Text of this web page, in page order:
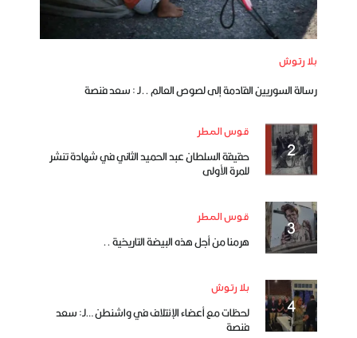
بلا رتوش
رسالة السوريين القادمة إلى لصوص العالم ..لـ : سعد فنصة
قوس المطر
حقيقة السلطان عبد الحميد الثاني في شهادة تنشر
للمرة الأولى
قوس المطر
هرمنا من أجل هذه البيضة التاريخية ..
بلا رتوش
لحظات مع أعضاء الإئتلاف في واشنطن …لـ: سعد
فنصة